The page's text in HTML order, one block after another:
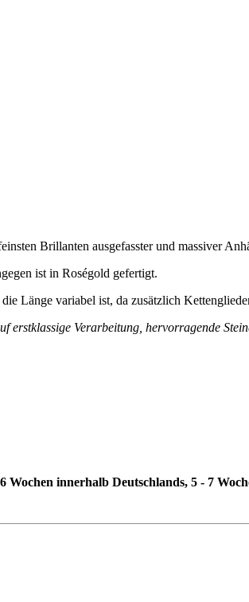
Brillanten ausgefasster und massiver
ist in Roségold gefertigt.
Länge variabel ist, da zusätzlich
erstklassige Verarbeitung, hervorragende
innerhalb Deutschlands, 5 - 7